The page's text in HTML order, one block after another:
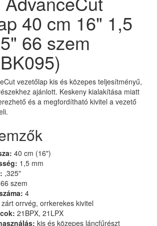
40 cm 16" 1,5
66 szem
vezetőlap kis és közepes teljesítményű,
ajánlott. Keskeny kialakítása miatt
és a megfordítható kivitel a vezető
40 cm (16")
1,5 mm
,325"
66 szem
4
zárt orrvég, orrkerekes kivitel
21BPX, 21LPX
kis és közepes láncfűrészt